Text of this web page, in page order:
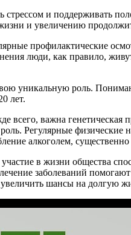
и поддерживать
и увеличению
профилактические
люди, как правило,
уникальную роль.
лет.
важна генетическая
Регулярные физические
алкоголем,
в жизни общества
заболеваний
шансы на долгую